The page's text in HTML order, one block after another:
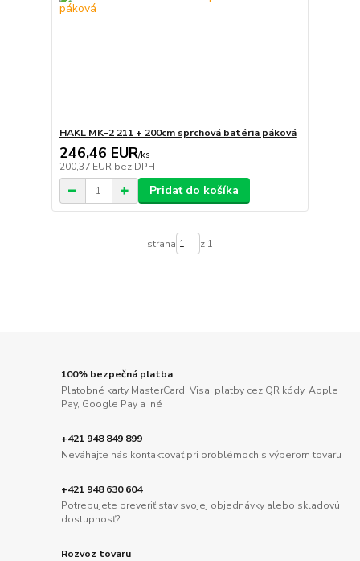
HAKL MK-2 211 + 200cm sprchová batéria páková
246,46 EUR/ks
200,37 EUR bez DPH
Pridať do košíka
strana z 1
100% bezpečná platba
Platobné karty MasterCard, Visa, platby cez QR kódy, Apple
Pay, Google Pay a iné
+421 948 849 899
Neváhajte nás kontaktovať pri problémoch s výberom tovaru
+421 948 630 604
Potrebujete preveriť stav svojej objednávky alebo skladovú
dostupnosť?
Rozvoz tovaru